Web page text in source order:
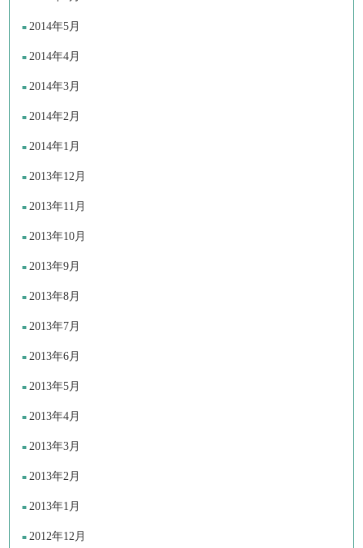
2014年5月
2014年4月
2014年3月
2014年2月
2014年1月
2013年12月
2013年11月
2013年10月
2013年9月
2013年8月
2013年7月
2013年6月
2013年5月
2013年4月
2013年3月
2013年2月
2013年1月
2012年12月